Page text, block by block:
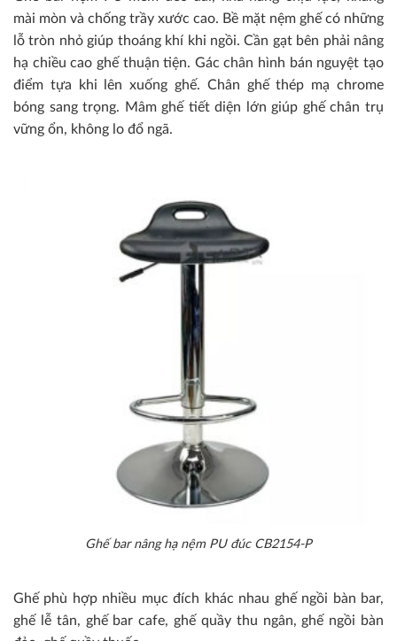
mài mòn và chống trầy xước cao. Bề mặt nệm ghế có những
lỗ tròn nhỏ giúp thoáng khí khi ngồi. Cần gạt bên phải nâng
hạ chiều cao ghế thuận tiện. Gác chân hình bán nguyệt tạo
điểm tựa khi lên xuống ghế. Chân ghế thép mạ chrome
bóng sang trọng. Mâm ghế tiết diện lớn giúp ghế chân trụ
vững ổn, không lo đổ ngã.
Ghế bar nâng hạ nệm PU đúc CB2154-P
Ghế phù hợp nhiều mục đích khác nhau ghế ngồi bàn bar,
ghế lễ tân, ghế bar cafe, ghế quầy thu ngân, ghế ngồi bàn